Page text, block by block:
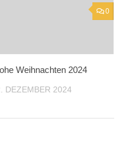
0
Weihnachten 2024
DEZEMBER 2024